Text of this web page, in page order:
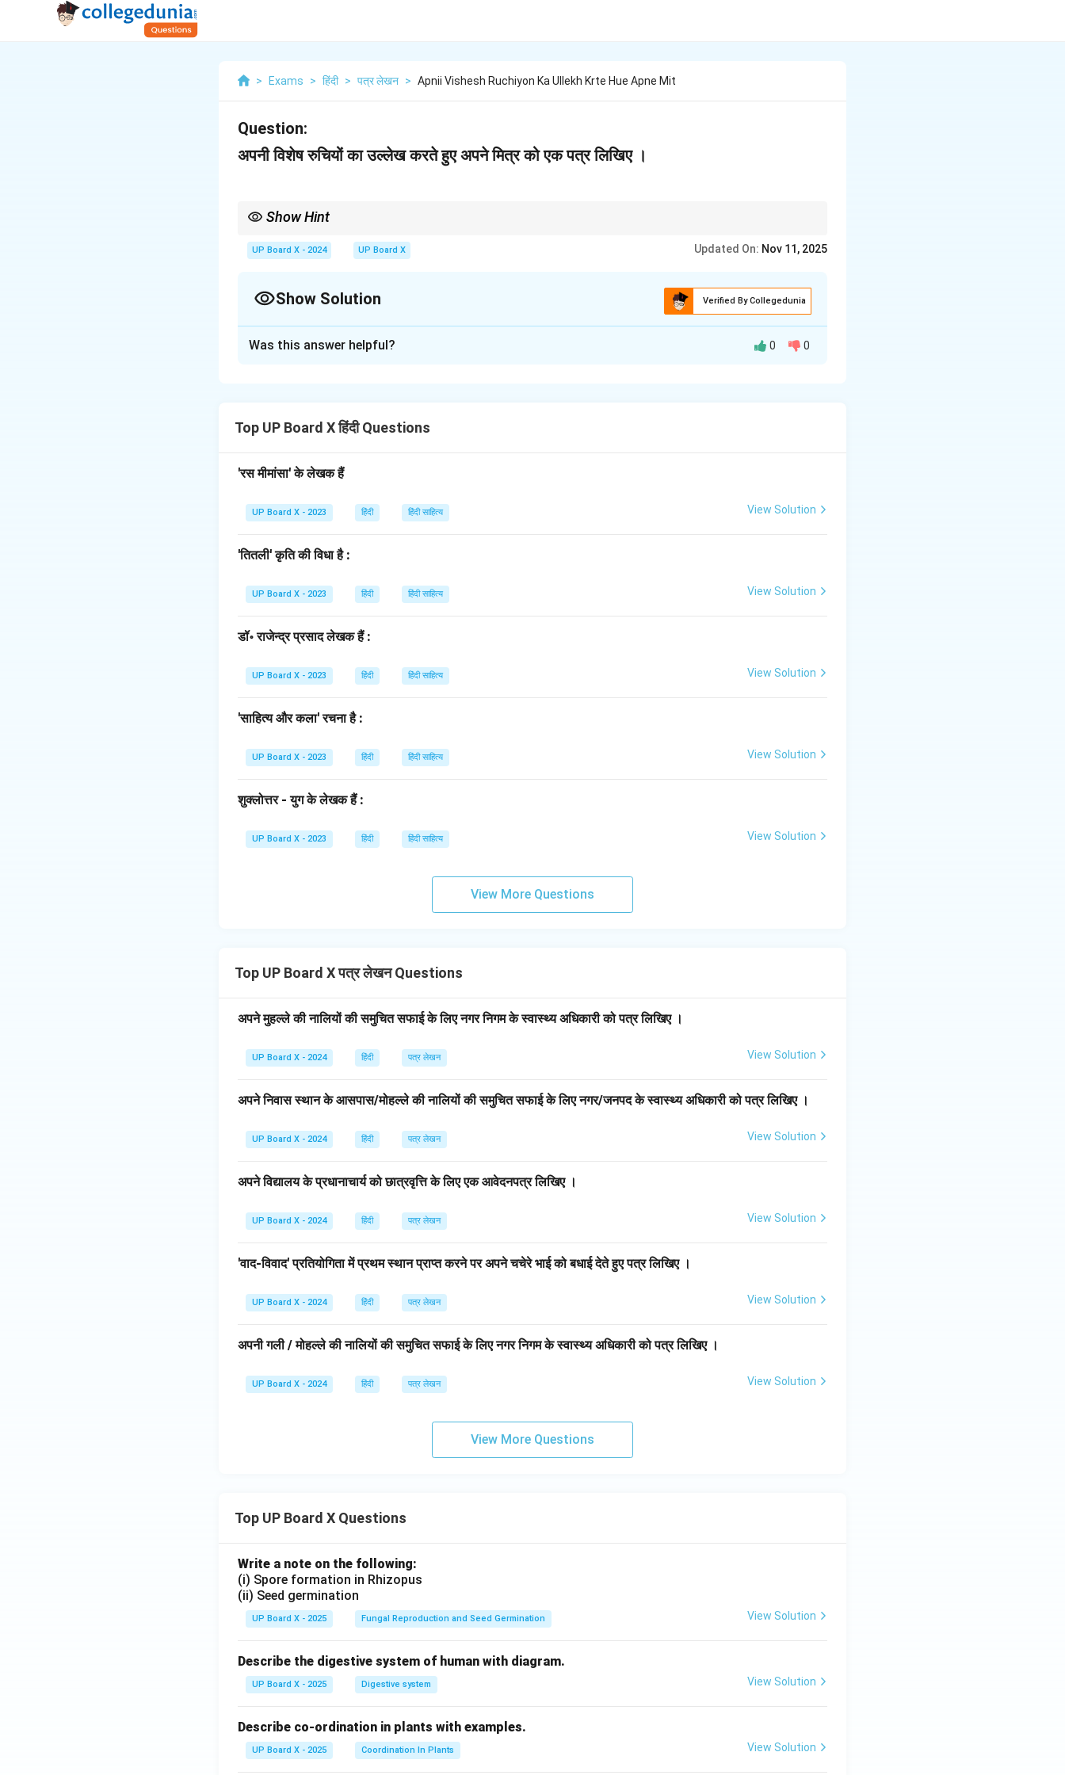
> Exams > हिंदी > पत्र लेखन > Apnii Vishesh Ruchiyon Ka Ullekh Krte Hue Apne Mit
Question:
अपनी विशेष रुचियों का उल्लेख करते हुए अपने मित्र को एक पत्र लिखिए ।
Show Hint
UP Board X - 2024 UP Board X Updated On: Nov 11, 2025
Show Solution Verified By Collegedunia
प्रिय मित्र सोहन,
में मैं तुम्हें अपनी कुछ विशेष रुचियों के बारे में बताना चाहता हूँ। पढ़ाई के अलावा, मुझे किताबें पढ़ने का बहुत शौक है। विशेषकर मुझे
ऐतिहासिक और जासूसी उपन्यास पढ़ना बहुत अच्छा लगता है। इसके अतिरिक्त, मैं नियमित रूप से क्रिकेट खेलता हूँ। शाम के
समय दोस्तों के साथ खेलना दिनभर की थकान मिटा देता है। मुझे संगीत सुनने में भी बहुत रुचि है और मैं गिटार बजाना भी सीख रहा
हूँ। इन सब रुचियों से मुझे न केवल आनंद मिलता है, बल्कि कुछ नया सीखने को भी मिलता है। अपने अगले पत्र में तुम भी अपनी
रमेश
Download Solution in PDF
Was this answer helpful? 0 0
Top UP Board X हिंदी Questions
'रस मीमांसा' के लेखक हैं
UP Board X - 2023 हिंदी हिंदी साहित्य View Solution
'तितली' कृति की विधा है :
UP Board X - 2023 हिंदी हिंदी साहित्य View Solution
डॉ॰ राजेन्द्र प्रसाद लेखक हैं :
UP Board X - 2023 हिंदी हिंदी साहित्य View Solution
'साहित्य और कला' रचना है :
UP Board X - 2023 हिंदी हिंदी साहित्य View Solution
शुक्लोत्तर - युग के लेखक हैं :
UP Board X - 2023 हिंदी हिंदी साहित्य View Solution
View More Questions
Top UP Board X पत्र लेखन Questions
अपने मुहल्ले की नालियों की समुचित सफाई के लिए नगर निगम के स्वास्थ्य अधिकारी को पत्र लिखिए ।
UP Board X - 2024 हिंदी पत्र लेखन View Solution
अपने निवास स्थान के आसपास/मोहल्ले की नालियों की समुचित सफाई के लिए नगर/जनपद के स्वास्थ्य अधिकारी को पत्र लिखिए ।
UP Board X - 2024 हिंदी पत्र लेखन View Solution
अपने विद्यालय के प्रधानाचार्य को छात्रवृत्ति के लिए एक आवेदनपत्र लिखिए ।
UP Board X - 2024 हिंदी पत्र लेखन View Solution
'वाद-विवाद' प्रतियोगिता में प्रथम स्थान प्राप्त करने पर अपने चचेरे भाई को बधाई देते हुए पत्र लिखिए ।
UP Board X - 2024 हिंदी पत्र लेखन View Solution
अपनी गली / मोहल्ले की नालियों की समुचित सफाई के लिए नगर निगम के स्वास्थ्य अधिकारी को पत्र लिखिए ।
UP Board X - 2024 हिंदी पत्र लेखन View Solution
View More Questions
Top UP Board X Questions
Write a note on the following:
(i) Spore formation in Rhizopus
(ii) Seed germination
UP Board X - 2025 Fungal Reproduction and Seed Germination View Solution
Describe the digestive system of human with diagram.
UP Board X - 2025 Digestive system View Solution
Describe co-ordination in plants with examples.
UP Board X - 2025 Coordination In Plants View Solution